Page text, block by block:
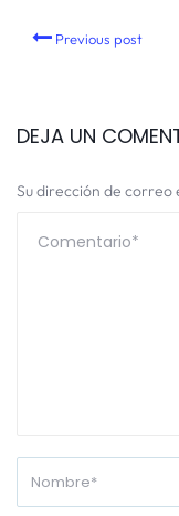
Previous post
DEJA UN
Su dirección de correo